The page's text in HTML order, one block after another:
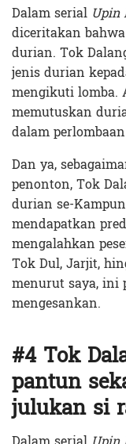
Dalam serial Upin
diceritakan
durian. Tok
jenis durian
mengikuti lomba.
memutuskan
dalam
Dan ya,
penonton, Tok
durian se-
mendapatkan
mengalahkan
Tok Dul, Jarjit,
menurut saya, ini
mengesankan.
#4 Tok
pantun
julukan si